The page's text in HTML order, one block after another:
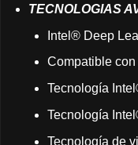
TECNOLOGIAS
Intel® Deep
Compatible
Tecnología
Tecnología
Tecnología de